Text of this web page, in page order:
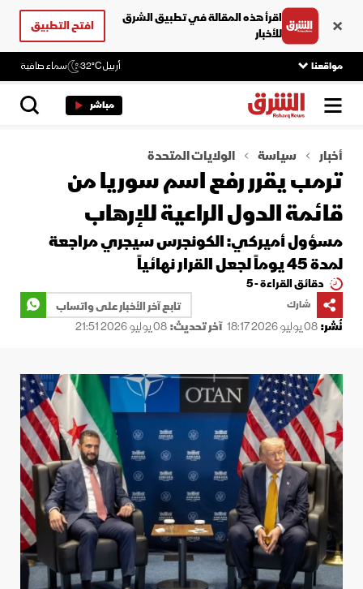
اقرأ هذه المقالة في تطبيق الشرق
للأخبار
افتح التطبيق
مواقعنا أربيل32°C سماء صافية
مباشر
أخبار سياسة الولايات المتحدة
ترمب يقرر رفع اسم سوريا من
قائمة الدول الراعية للإرهاب
مسؤول أميركي: الكونجرس سيجري مراجعة
لمدة 45 يوماً لجعل القرار نهائياً
دقائق القراءة - 5
شارك
تابع آخر الأخبار على واتساب
نُشر:08 يوليو 2026 18:17 آخر تحديث:08 يوليو 2026 21:51